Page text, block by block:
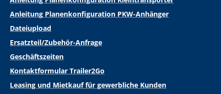
Anleitung Planenkonfiguration PKW-Anhänger
Dateiupload
Ersatzteil/Zubehör-Anfrage
Geschäftszeiten
Kontaktformular Trailer2Go
Leasing und Mietkauf für gewerbliche Kunden